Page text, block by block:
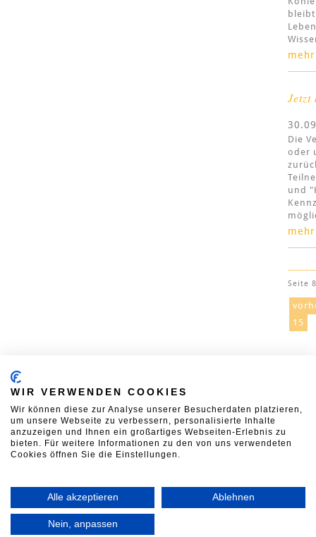
mehr
Jetzt
Die
oder
und
mehr
Seite
15
Verband Deutscher Mühlen
Neustädtische Kirchstraße 7A
10117 Berlin
T030 2123369-0F030 2123369-99
E vdm@muehlen.org
Während Ihres Besuchs
Seite wurden in
WIR VERWENDEN COOKIES
Wir können diese zur Analyse unserer Besucherdaten platzieren,
um unsere Webseite zu verbessern, personalisierte Inhalte
anzuzeigen und Ihnen ein großartiges Webseiten-Erlebnis zu
bieten. Für weitere Informationen zu den von uns verwendeten
Cookies öffnen Sie die Einstellungen.
Alle akzeptieren Ablehnen
Nein, anpassen